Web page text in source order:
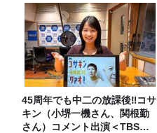
FC先行受付スタート！
45周年でも中二の放課後‼コサ
キン（小堺一機さん、関根勤
さん）コメント出演＜TBSラ